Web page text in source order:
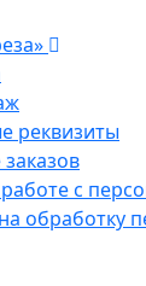
реквизиты
с
обработку